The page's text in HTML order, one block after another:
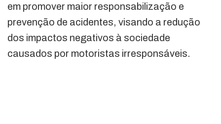
em promover maior responsabilização e
prevenção de acidentes, visando a redução
dos impactos negativos à sociedade
causados por motoristas irresponsáveis.